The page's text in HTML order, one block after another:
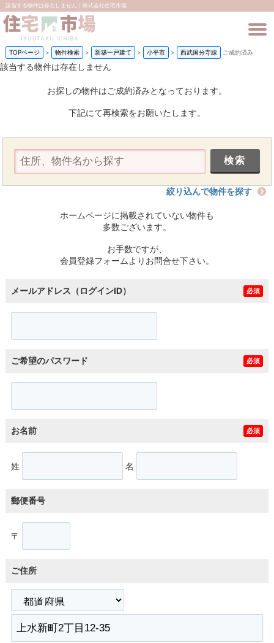
該当する物件は存在しません｜株式会社住宅市場
TOPページ > 物件検索 > 新築一戸建て > 小平市 > 西武国分寺線 ご成約済み
該当する物件は存在しません
お探しの物件はご成約済みとなっております。
下記にて再検索をお願いたします。
絞り込んで物件を探す
ホームページに掲載されていない物件も
多数ございます。
お手数ですが、
会員登録フォームよりお問合せ下さい。
メールアドレス（ログインID） 必須
ご希望のパスワード 必須
お名前 必須
姓 名
郵便番号
〒
ご住所